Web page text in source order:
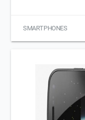
SMARTPHONES